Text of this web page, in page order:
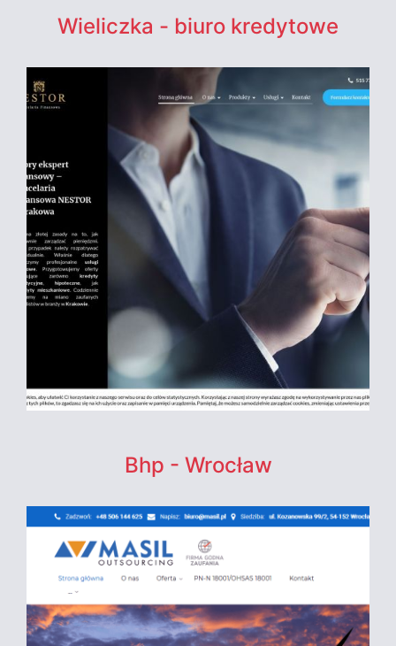
Wieliczka - biuro kredytowe
Bhp - Wrocław